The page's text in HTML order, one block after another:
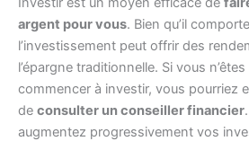
argent pour vous. Bien qu’il
l’investissement peut offrir des
l’épargne traditionnelle. Si vous
commencer à investir, vous pourriez
de consulter un conseiller financier
augmentez progressivement vos